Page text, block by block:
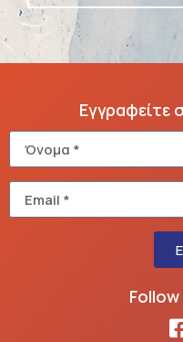
Εγγραφείτε